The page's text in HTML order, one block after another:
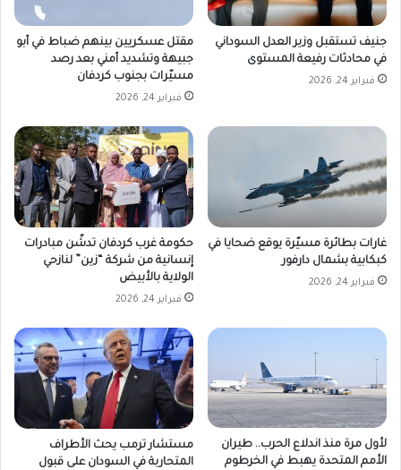
جنيف تستقبل وزير العدل السوداني
في محادثات رفيعة المستوى
فبراير 24, 2026
مقتل عسكريين بينهم ضباط في أبو
جبيهة وتشديد أمني بعد رصد
مسيّرات بجنوب كردفان
فبراير 24, 2026
غارات بطائرة مسيّرة يوقع ضحايا في
كبكابية بشمال دارفور
فبراير 24, 2026
حكومة غرب كردفان تدشّن مبادرات
إنسانية من شركة “زين” لنازحي
الولاية بالأبيض
فبراير 24, 2026
لأول مرة منذ اندلاع الحرب.. طيران
الأمم المتحدة يهبط في الخرطوم
مستشار ترمب يحث الأطراف
المتحاربة في السودان على قبول